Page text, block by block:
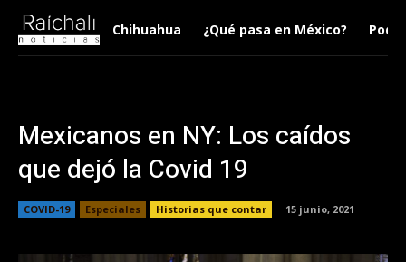
Chihuahua ¿Qué pasa en México?
Mexicanos en NY: Los caídos
que dejó la Covid 19
COVID-19 Especiales Historias que contar 15 junio, 2021